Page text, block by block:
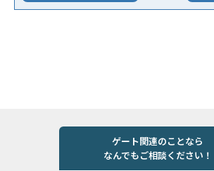
ゲート関連のことなら
なんでもご相談ください！